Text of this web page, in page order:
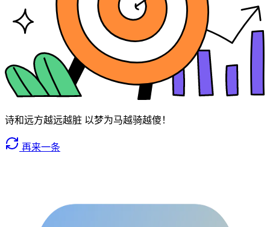
诗和远方越远越脏 以梦为马越骑越傻！
再来一条